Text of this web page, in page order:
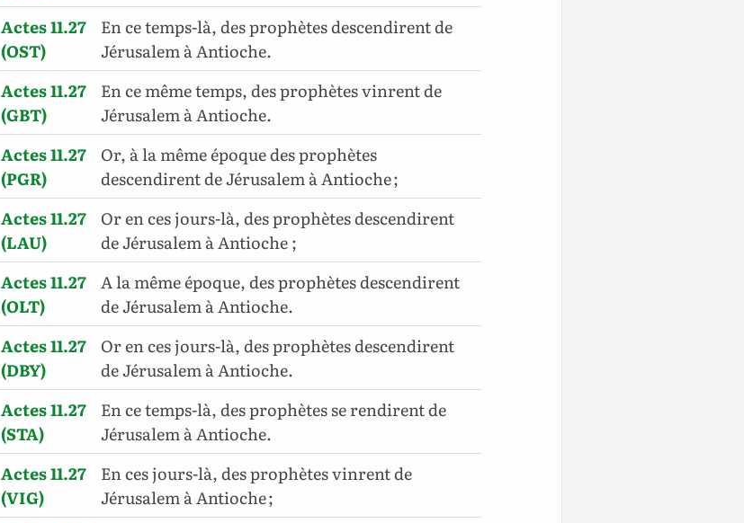
Actes 11.27
(OST)
En ce temps-là, des prophètes descendirent de
Jérusalem à Antioche.
Actes 11.27
(GBT)
En ce même temps, des prophètes vinrent de
Jérusalem à Antioche.
Actes 11.27
(PGR)
Or, à la même époque des prophètes
descendirent de Jérusalem à Antioche ;
Actes 11.27
(LAU)
Or en ces jours-là, des prophètes descendirent
de Jérusalem à Antioche ;
Actes 11.27
(OLT)
A la même époque, des prophètes descendirent
de Jérusalem à Antioche.
Actes 11.27
(DBY)
Or en ces jours-là, des prophètes descendirent
de Jérusalem à Antioche.
Actes 11.27
(STA)
En ce temps-là, des prophètes se rendirent de
Jérusalem à Antioche.
Actes 11.27
(VIG)
En ces jours-là, des prophètes vinrent de
Jérusalem à Antioche ;